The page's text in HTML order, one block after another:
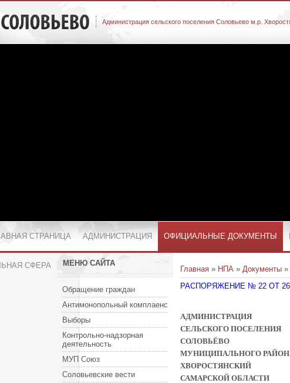
Администрация сельского поселения Соловьево м.р.
СТРАНИЦА АДМИНИСТРАЦИЯ ОФИЦИАЛЬНЫЕ ДОКУМЕНТЫ
СФЕРА МЕНЮ САЙТА
Обращение граждан
Антимонопольный комплаенс
Выборы
Контрольно-надзорная
деятельность
МУП Союз
Соловьевские вести
Главная » НПА » Документы »
РАСПОРЯЖЕНИЕ № 22 ОТ
АДМИНИСТРАЦИЯ
СЕЛЬСКОГО ПОСЕЛЕНИЯ
СОЛОВЬЁВО
МУНИЦИПАЛЬНОГО
ХВОРОСТЯНСКИЙ
САМАРСКОЙ ОБЛАСТИ